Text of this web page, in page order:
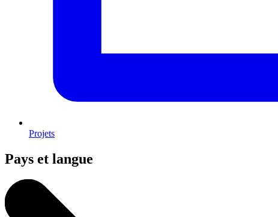
Projets
Pays et langue